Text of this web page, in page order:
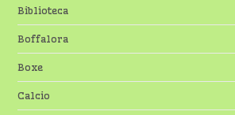
Biblioteca
Boffalora
Boxe
Calcio